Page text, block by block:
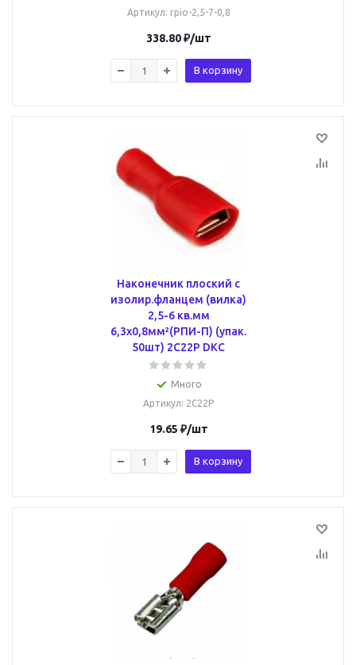
Артикул: rpio-2,5-7-0,8
338.80₽/шт
В корзину
Наконечник плоский с
изолир.фланцем (вилка)
2,5-6 кв.мм
6,3х0,8мм²(РПИ-П) (упак.
50шт) 2C22P DKC
Много
Артикул: 2C22P
19.65 ₽/шт
В корзину